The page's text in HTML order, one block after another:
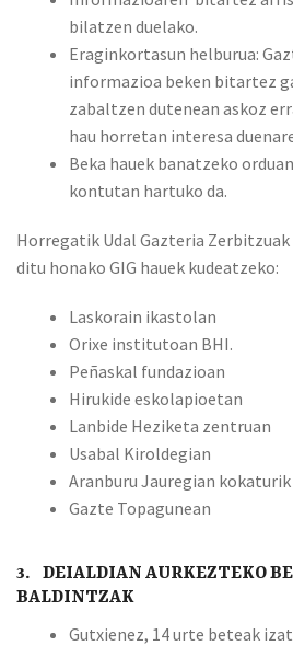
bilatzen duelako.
Eraginkortasun helburua:
informazioa beken bitartez
zabaltzen dutenean askoz
hau horretan interesa
Beka hauek banatzeko
kontutan hartuko da.
Horregatik Udal Gazteria
ditu honako GIG hauek kudeatzeko:
Laskorain ikastolan
Orixe institutoan BHI.
Peñaskal fundazioan
Hirukide eskolapioetan
Lanbide Heziketa zentruan
Usabal Kiroldegian
Aranburu Jauregian
Gazte Topagunean
3. DEIALDIAN AURKEZTEKO
BALDINTZAK
Gutxienez, 14 urte beteak